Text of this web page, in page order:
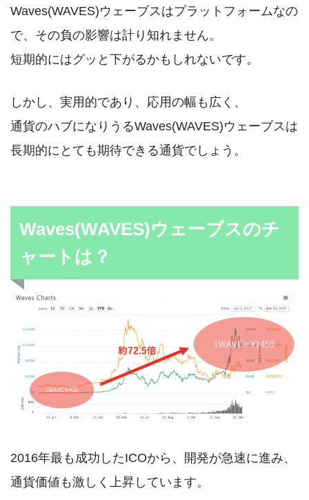
Waves(WAVES)ウェーブスはプラットフォームなの
で、その負の影響は計り知れません。
短期的にはグッと下がるかもしれないです。
しかし、実用的であり、応用の幅も広く、
通貨のハブになりうるWaves(WAVES)ウェーブスは
長期的にとても期待できる通貨でしょう。
Waves(WAVES)ウェーブスのチ
ャートは？
2016年最も成功したICOから、開発が急速に進み、
通貨価値も激しく上昇しています。